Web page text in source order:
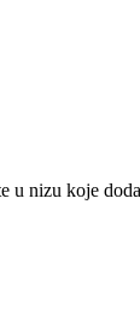
nizu koje